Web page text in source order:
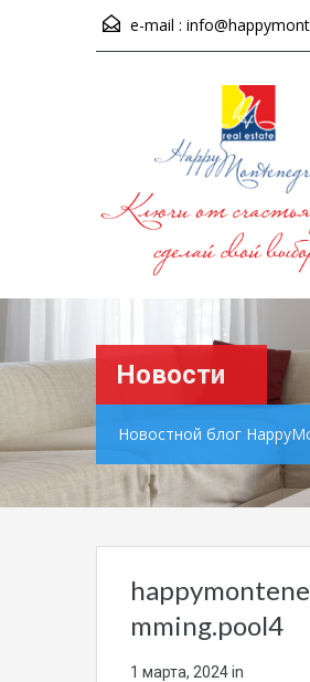
e-mail :
Новости
Новостной блог
mming.pool4
1 марта, 2024in